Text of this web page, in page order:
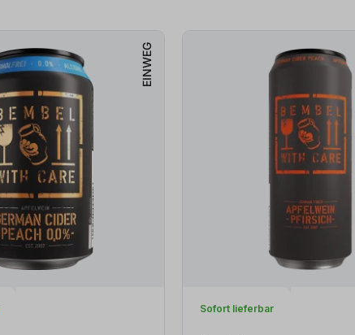
EINWEG
Sofort lieferbar